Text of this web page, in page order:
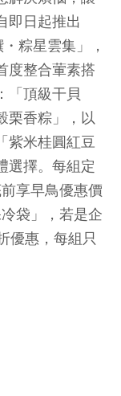
即日起推出
粽星雲集」，
度整合葷素搭
「頂級干貝
栗香粽」，以
紫米桂圓紅豆
選擇。每組定
享早鳥優惠價
袋」，若是企
優惠，每組只